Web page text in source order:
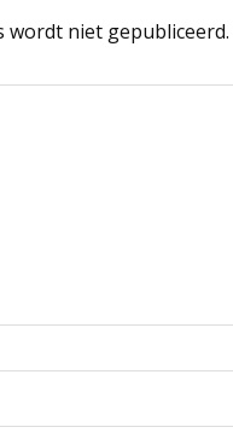
wordt niet gepubliceerd.